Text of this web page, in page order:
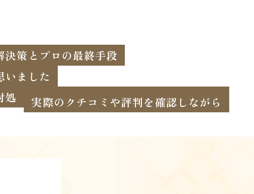
決策とプロの最終手段
いました
処 実際のクチコミや評判を確認しながら